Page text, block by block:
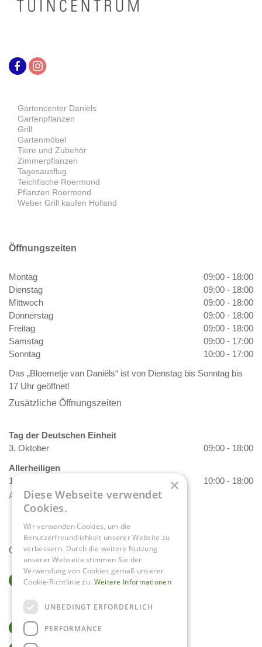
Gartencenter Daniels
Gartenpflanzen
Grill
Gartenmöbel
Tiere und Zubehör
Zimmerpflanzen
Tagesausflug
Teichfische Roermond
Pflanzen Roermond
Weber Grill kaufen Holland
Öffnungszeiten
Montag
09:00 - 18:00
Dienstag
09:00 - 18:00
Mittwoch
09:00 - 18:00
Donnerstag
09:00 - 18:00
Freitag
09:00 - 18:00
Samstag
09:00 - 17:00
Sonntag
10:00 - 17:00
Das „Bloemetje van Daniëls“ ist von Dienstag bis Sonntag bis
17 Uhr geöffnet!
Zusätzliche Öffnungszeiten
Tag der Deutschen Einheit
3. Oktober
09:00 - 18:00
Allerheiligen
1. November
10:00 - 18:00
Alle Öffnungszeiten anzeigen
Contact
Gartencenter Daniëls
6063 NL Vlodrop
0475-534298
×
Diese Webseite verwendet
Cookies.
Wir verwenden Cookies, um die
Benutzerfreundlichkeit unserer Website zu
verbessern. Durch die weitere Nutzung
unserer Webseite stimmen Sie der
Verwendung von Cookies gemäß unserer
Cookie-Richtlinie zu. Weitere Informationen
UNBEDINGT ERFORDERLICH
PERFORMANCE